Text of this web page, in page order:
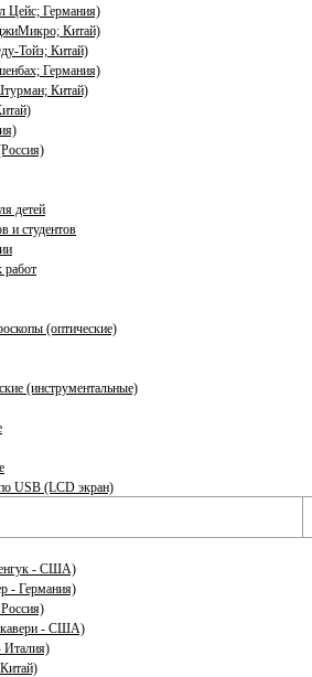
Цейс; Германия)
Китай)
Тойз; Китай)
Германия)
Китай)
детей
и студентов
работ
(оптические)
(инструментальные)
USB (LCD экран)
- США)
- Германия)
- США)
Италия)